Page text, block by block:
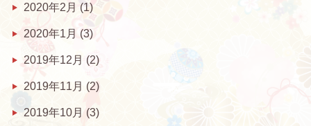
2020年2月 (1)
2020年1月 (3)
2019年12月 (2)
2019年11月 (2)
2019年10月 (3)